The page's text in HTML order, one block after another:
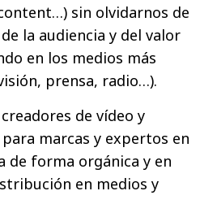
sin olvidarnos de
la audiencia y del valor
en los medios más
prensa, radio…).
de vídeo y
marcas y expertos en
de forma orgánica y en
en medios y